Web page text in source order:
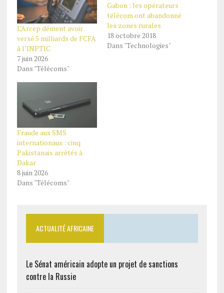
L’Arcep dément avoir
versé 5 milliards de FCFA
à l’INPTIC
7 juin 2026
Dans "Télécoms"
Gabon : les opérateurs
télécom ont abandonné
les zones rurales
18 octobre 2018
Dans "Technologies"
Fraude aux SMS
internationaux : cinq
Pakistanais arrêtés à
Dakar
8 juin 2026
Dans "Télécoms"
ACTUALITÉ AFRICAINE
Le Sénat américain adopte un projet de sanctions
contre la Russie